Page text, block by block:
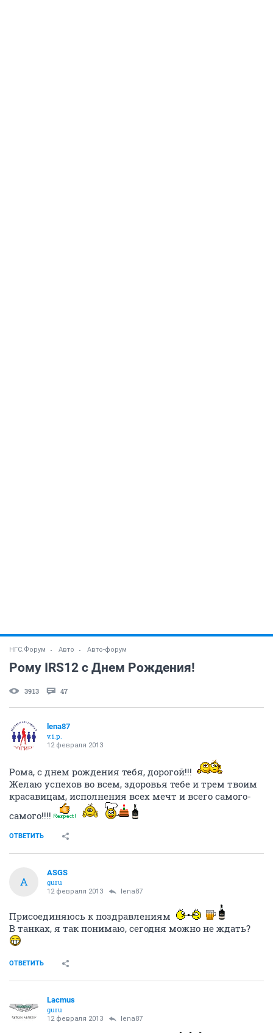
НГС.Форум Авто Авто-форум
Рому IRS12 с Днем Рождения!
3913 47
lena87
v.i.p.
12 февраля 2013
Рома, с днем рождения тебя, дорогой!!!
Желаю успехов во всем, здоровья тебе и трем твоим
красавицам, исполнения всех мечт и всего самого-
самого!!!!
ОТВЕТИТЬ
A
ASGS
guru
12 февраля 2013 lena87
Присоединяюсь к поздравлениям
В танках, я так понимаю, сегодня можно не ждать?
ОТВЕТИТЬ
Lacmus
guru
12 февраля 2013 lena87